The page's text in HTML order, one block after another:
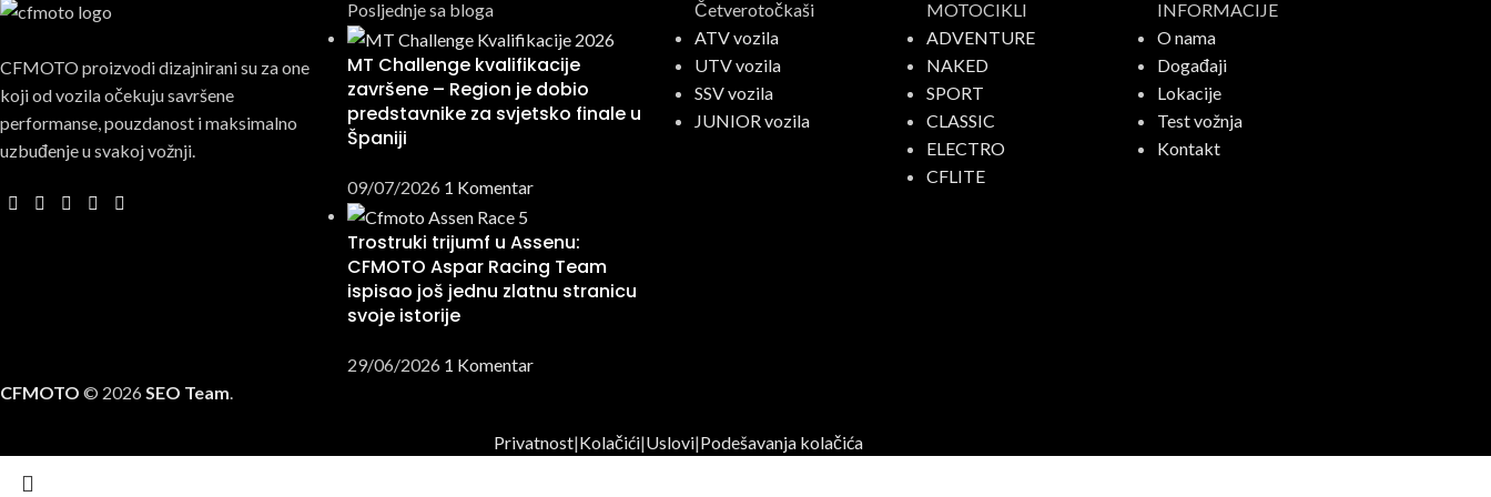
CFMOTO proizvodi dizajnirani su za one
koji od vozila očekuju savršene
performanse, pouzdanost i maksimalno
uzbuđenje u svakoj vožnji.
Posljednje sa bloga
MT Challenge kvalifikacije
završene – Region je dobio
predstavnike za svjetsko finale u
Španiji
09/07/2026 1 Komentar
Trostruki trijumf u Assenu:
CFMOTO Aspar Racing Team
ispisao još jednu zlatnu stranicu
svoje istorije
29/06/2026 1 Komentar
Četverotočkaši
ATV vozila
UTV vozila
SSV vozila
JUNIOR vozila
MOTOCIKLI
ADVENTURE
NAKED
SPORT
CLASSIC
ELECTRO
CFLITE
INFORMACIJE
O nama
Događaji
Lokacije
Test vožnja
Kontakt
CFMOTO © 2026 SEO Team.
Privatnost|Kolačići|Uslovi|Podešavanja kolačića